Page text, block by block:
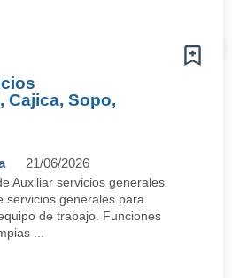
Cajica, Sopo,
21/06/2026
Auxiliar servicios generales
servicios generales para
de trabajo. Funciones
...